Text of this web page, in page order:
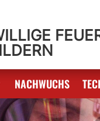
NACHWUCHS